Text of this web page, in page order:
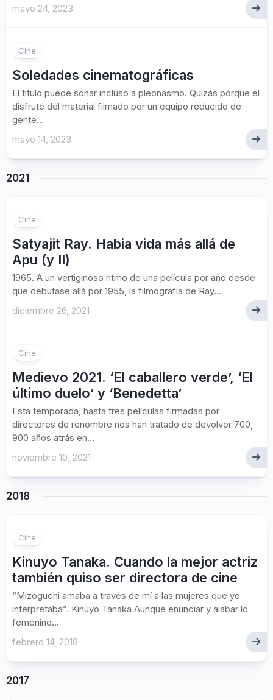
mayo 24, 2023
Cine
Soledades cinematográficas
El título puede sonar incluso a pleonasmo. Quizás porque el
disfrute del material filmado por un equipo reducido de
gente...
mayo 14, 2023
2021
Cine
Satyajit Ray. Habia vida más allá de
Apu (y II)
1965. A un vertiginoso ritmo de una película por año desde
que debutase allá por 1955, la filmografía de Ray...
diciembre 26, 2021
Cine
Medievo 2021. ‘El caballero verde’, ‘El
último duelo’ y ‘Benedetta’
Esta temporada, hasta tres películas firmadas por
directores de renombre nos han tratado de devolver 700,
900 años atrás en...
noviembre 10, 2021
2018
Cine
Kinuyo Tanaka. Cuando la mejor actriz
también quiso ser directora de cine
“Mizoguchi amaba a través de mí a las mujeres que yo
interpretaba”. Kinuyo Tanaka Aunque enunciar y alabar lo
femenino...
febrero 14, 2018
2017